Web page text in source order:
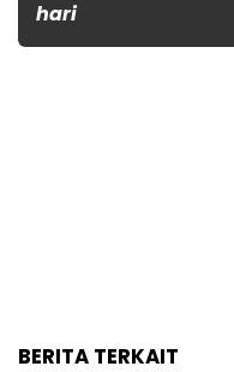
hari
BERITA TERKAIT